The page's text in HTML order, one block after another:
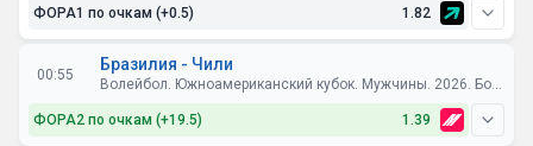
ФОРА1 по очкам (+0.5) 1.82
00:55
Бразилия - Чили
Волейбол. Южноамериканский кубок. Мужчины. 2026. Боливия. 1/2 финала
ФОРА2 по очкам (+19.5) 1.39